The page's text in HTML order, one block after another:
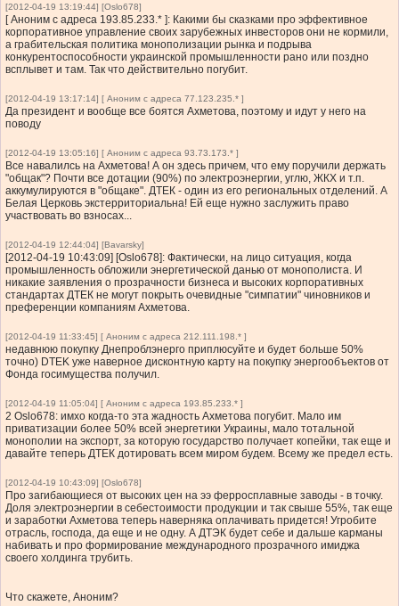
[2012-04-19 13:19:44] [Oslo678]
[ Аноним с адреса 193.85.233.* ]: Какими бы сказками про эффективное
корпоративное управление своих зарубежных инвесторов они не кормили,
а грабительская политика монополизации рынка и подрыва
конкурентоспособности украинской промышленности рано или поздно
всплывет и там. Так что действительно погубит.
[2012-04-19 13:17:14] [ Аноним с адреса 77.123.235.* ]
Да президент и вообще все боятся Ахметова, поэтому и идут у него на
поводу
[2012-04-19 13:05:16] [ Аноним с адреса 93.73.173.* ]
Все навалилсь на Ахметова! А он здесь причем, что ему поручили держать
"общак"? Почти все дотации (90%) по электроэнергии, углю, ЖКХ и т.п.
аккумулируются в "общаке". ДТЕК - один из его региональных отделений. А
Белая Церковь экстерриториальна! Ей еще нужно заслужить право
участвовать во взносах...
[2012-04-19 12:44:04] [Bavarsky]
[2012-04-19 10:43:09] [Oslo678]: Фактически, на лицо ситуация, когда
промышленность обложили энергетической данью от монополиста. И
никакие заявления о прозрачности бизнеса и высоких корпоративных
стандартах ДТЕК не могут покрыть очевидные "симпатии" чиновников и
преференции компаниям Ахметова.
[2012-04-19 11:33:45] [ Аноним с адреса 212.111.198.* ]
недавнюю покупку Днепроблэнерго приплюсуйте и будет больше 50%
точно) DTEK уже наверное дисконтную карту на покупку энергообъектов от
Фонда госимущества получил.
[2012-04-19 11:05:04] [ Аноним с адреса 193.85.233.* ]
2 Oslo678: имхо когда-то эта жадность Ахметова погубит. Мало им
приватизации более 50% всей энергетики Украины, мало тотальной
монополии на экспорт, за которую государство получает копейки, так еще и
давайте теперь ДТЕК дотировать всем миром будем. Всему же предел есть.
[2012-04-19 10:43:09] [Oslo678]
Про загибающиеся от высоких цен на ээ ферросплавные заводы - в точку.
Доля электроэнергии в себестоимости продукции и так свыше 55%, так еще
и заработки Ахметова теперь наверняка оплачивать придется! Угробите
отрасль, господа, да еще и не одну. А ДТЭК будет себе и дальше карманы
набивать и про формирование международного прозрачного имиджа
своего холдинга трубить.
Что скажете, Аноним?